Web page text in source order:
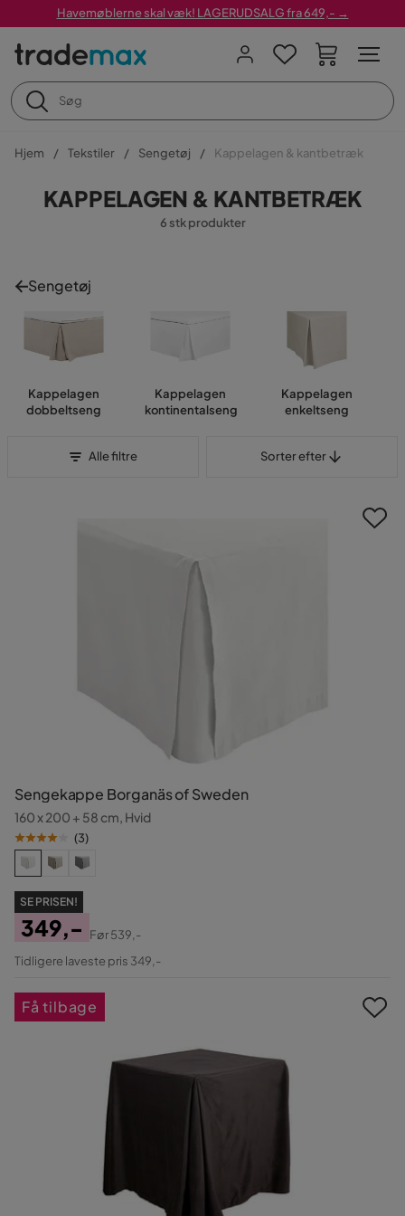
Havemøblerne skal væk! LAGERUDSALG fra 649,- →
Hjem Tekstiler Sengetøj Kappelagen & kantbetræk
KAPPELAGEN & KANTBETRÆK
6 stk produkter
Sengetøj
Kappelagen
dobbeltseng
Kappelagen
kontinentalseng
Kappelagen
enkeltseng
Alle filtre Sorter efter
Sengekappe Borganäs of Sweden
160 x 200 + 58 cm, Hvid
(3)
SE PRISEN!
Pris
349,-
Original
Før539,-
Tidligere laveste pris 349,-
Få tilbage